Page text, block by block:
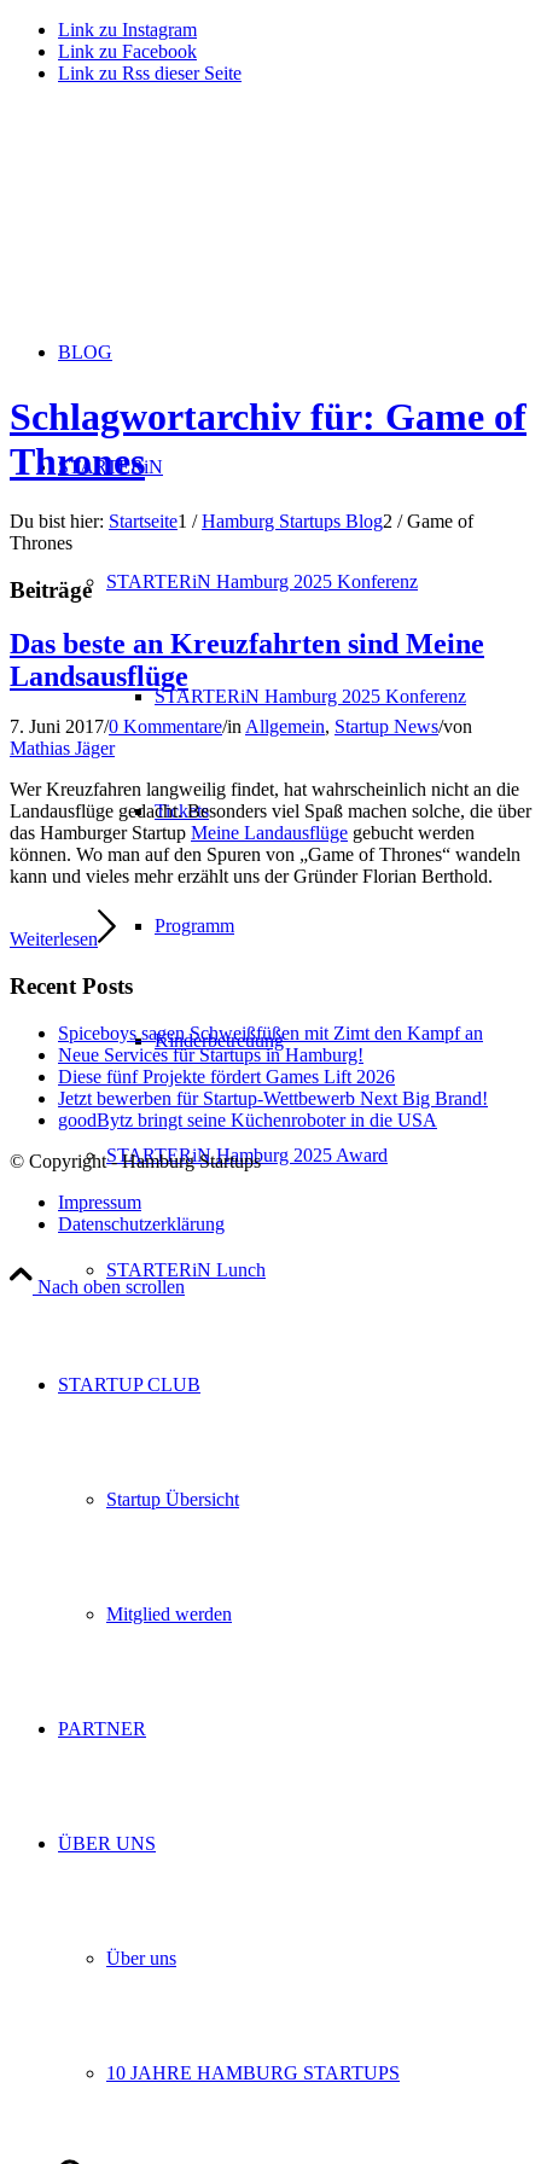
Link zu Instagram
Link zu Facebook
Link zu Rss dieser Seite
BLOG
STARTERiN
STARTERiN Hamburg 2025 Konferenz
STARTERiN Hamburg 2025 Konferenz
Tickets
Programm
Kinderbetreuung
STARTERiN Hamburg 2025 Award
STARTERiN Lunch
STARTUP CLUB
Startup Übersicht
Mitglied werden
PARTNER
ÜBER UNS
Über uns
10 JAHRE HAMBURG STARTUPS
Schlagwortarchiv für: Game of
Thrones
Du bist hier: Startseite1 / Hamburg Startups Blog2 / Game of
Thrones
Beiträge
Das beste an Kreuzfahrten sind Meine
Landsausflüge
7. Juni 2017/0 Kommentare/inAllgemein, Startup News/von
Mathias Jäger
Wer Kreuzfahren langweilig findet, hat wahrscheinlich nicht an die
Landausflüge gedacht. Besonders viel Spaß machen solche, die über
das Hamburger Startup Meine Landausflüge gebucht werden
können. Wo man auf den Spuren von „Game of Thrones“ wandeln
kann und vieles mehr erzählt uns der Gründer Florian Berthold.
Weiterlesen
Recent Posts
Spiceboys sagen Schweißfüßen mit Zimt den Kampf an
Neue Services für Startups in Hamburg!
Diese fünf Projekte fördert Games Lift 2026
Jetzt bewerben für Startup-Wettbewerb Next Big Brand!
goodBytz bringt seine Küchenroboter in die USA
© Copyright - Hamburg Startups
Impressum
Datenschutzerklärung
Nach oben scrollen